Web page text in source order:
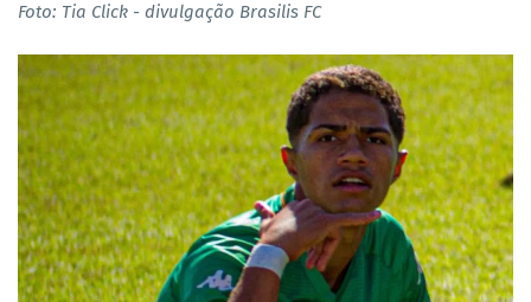
Foto: Tia Click - divulgação Brasilis FC